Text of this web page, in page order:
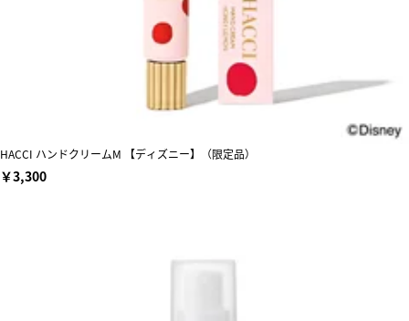
HACCI ハンドクリームM 【ディズニー】（限定品）
￥3,300